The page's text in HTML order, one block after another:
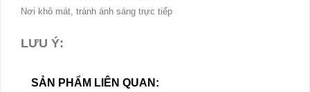
Nơi khô mát, tránh ánh sáng trực tiếp
LƯU Ý:
SẢN PHẨM LIÊN QUAN: